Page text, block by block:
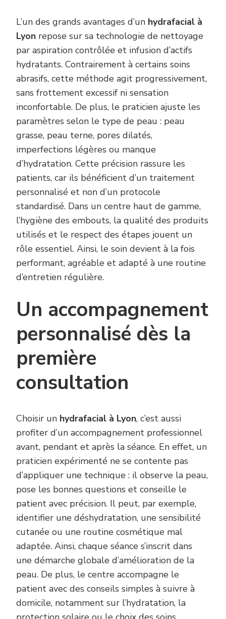
L’un des grands avantages d’un hydrafacial à
Lyon repose sur sa technologie de nettoyage
par aspiration contrôlée et infusion d’actifs
hydratants. Contrairement à certains soins
abrasifs, cette méthode agit progressivement,
sans frottement excessif ni sensation
inconfortable. De plus, le praticien ajuste les
paramètres selon le type de peau : peau
grasse, peau terne, pores dilatés,
imperfections légères ou manque
d’hydratation. Cette précision rassure les
patients, car ils bénéficient d’un traitement
personnalisé et non d’un protocole
standardisé. Dans un centre haut de gamme,
l’hygiène des embouts, la qualité des produits
utilisés et le respect des étapes jouent un
rôle essentiel. Ainsi, le soin devient à la fois
performant, agréable et adapté à une routine
d’entretien régulière.
Un accompagnement
personnalisé dès la
première
consultation
Choisir un hydrafacial à Lyon, c’est aussi
profiter d’un accompagnement professionnel
avant, pendant et après la séance. En effet, un
praticien expérimenté ne se contente pas
d’appliquer une technique : il observe la peau,
pose les bonnes questions et conseille le
patient avec précision. Il peut, par exemple,
identifier une déshydratation, une sensibilité
cutanée ou une routine cosmétique mal
adaptée. Ainsi, chaque séance s’inscrit dans
une démarche globale d’amélioration de la
peau. De plus, le centre accompagne le
patient avec des conseils simples à suivre à
domicile, notamment sur l’hydratation, la